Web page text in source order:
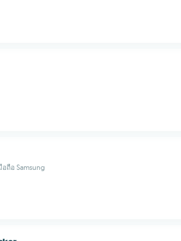
ถือ Samsung